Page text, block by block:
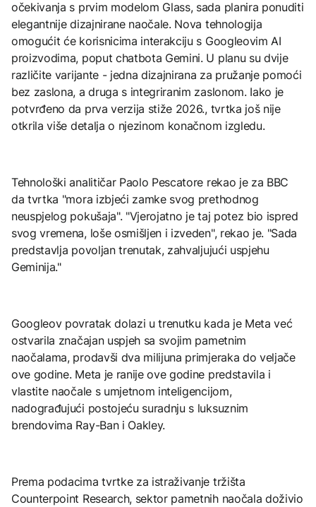
očekivanja s prvim modelom Glass, sada planira ponuditi
elegantnije dizajnirane naočale. Nova tehnologija
omogućit će korisnicima interakciju s Googleovim AI
proizvodima, poput chatbota Gemini. U planu su dvije
različite varijante - jedna dizajnirana za pružanje pomoći
bez zaslona, a druga s integriranim zaslonom. Iako je
potvrđeno da prva verzija stiže 2026., tvrtka još nije
otkrila više detalja o njezinom konačnom izgledu.
Tehnološki analitičar Paolo Pescatore rekao je za BBC
da tvrtka "mora izbjeći zamke svog prethodnog
neuspjelog pokušaja". "Vjerojatno je taj potez bio ispred
svog vremena, loše osmišljen i izveden", rekao je. "Sada
predstavlja povoljan trenutak, zahvaljujući uspjehu
Geminija."
Googleov povratak dolazi u trenutku kada je Meta već
ostvarila značajan uspjeh sa svojim pametnim
naočalama, prodavši dva milijuna primjeraka do veljače
ove godine. Meta je ranije ove godine predstavila i
vlastite naočale s umjetnom inteligencijom,
nadograđujući postojeću suradnju s luksuznim
brendovima Ray-Ban i Oakley.
Prema podacima tvrtke za istraživanje tržišta
Counterpoint Research, sektor pametnih naočala doživio